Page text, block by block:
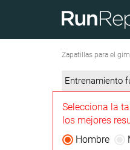
Zapatillas para el
Entrenamiento
Selecciona la
los mejores
Hombre